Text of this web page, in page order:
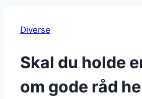
Diverse
Skal du holde
om gode råd